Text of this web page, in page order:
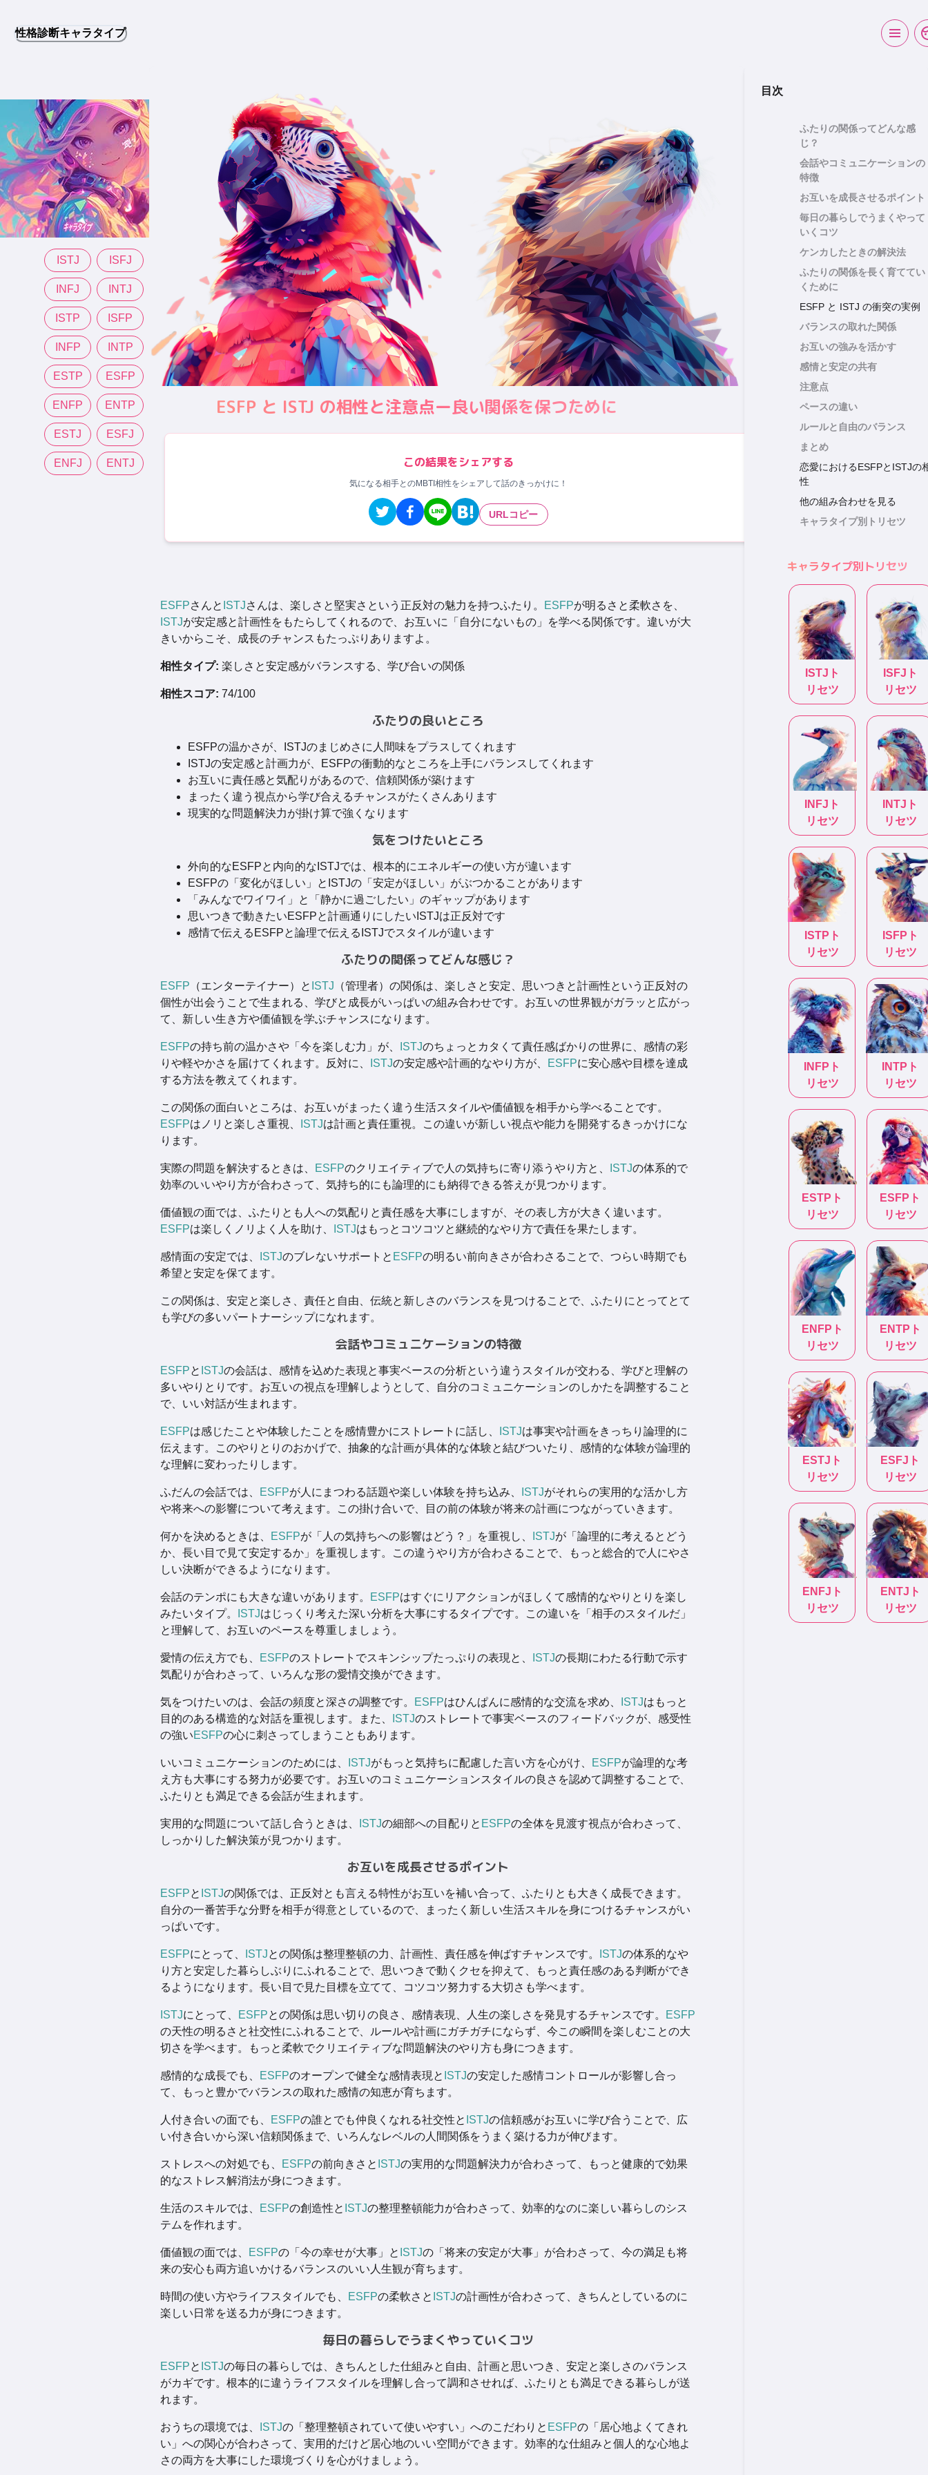
性格診断キャラタイプ
ISTJ ISFJ
INFJ INTJ
ISTP ISFP
INFP INTP
ESTP ESFP
ENFP ENTP
ESTJ ESFJ
ENFJ ENTJ
ESFP と ISTJ の相性と注意点ー良い関係を保つために
この結果をシェアする
気になる相手とのMBTI相性をシェアして話のきっかけに！
URLコピー
ESFPさんと ISTJさんは、楽しさと堅実さという正反対の魅力を持つふたり。 ESFPが明るさと柔軟さを、
ISTJが安定感と計画性をもたらしてくれるので、お互いに「自分にないもの」を学べる関係です。違いが大
きいからこそ、成長のチャンスもたっぷりありますよ。
相性タイプ: 楽しさと安定感がバランスする、学び合いの関係
相性スコア: 74/100
ふたりの良いところ
ESFPの温かさが、ISTJのまじめさに人間味をプラスしてくれます
ISTJの安定感と計画力が、ESFPの衝動的なところを上手にバランスしてくれます
お互いに責任感と気配りがあるので、信頼関係が築けます
まったく違う視点から学び合えるチャンスがたくさんあります
現実的な問題解決力が掛け算で強くなります
気をつけたいところ
外向的なESFPと内向的なISTJでは、根本的にエネルギーの使い方が違います
ESFPの「変化がほしい」とISTJの「安定がほしい」がぶつかることがあります
「みんなでワイワイ」と「静かに過ごしたい」のギャップがあります
思いつきで動きたいESFPと計画通りにしたいISTJは正反対です
感情で伝えるESFPと論理で伝えるISTJでスタイルが違います
ふたりの関係ってどんな感じ？
ESFP （エンターテイナー）と ISTJ （管理者）の関係は、楽しさと安定、思いつきと計画性という正反対の
個性が出会うことで生まれる、学びと成長がいっぱいの組み合わせです。お互いの世界観がガラッと広がっ
て、新しい生き方や価値観を学ぶチャンスになります。
ESFPの持ち前の温かさや「今を楽しむ力」が、 ISTJのちょっとカタくて責任感ばかりの世界に、感情の彩
りや軽やかさを届けてくれます。反対に、
ISTJの安定感や計画的なやり方が、 ESFPに安心感や目標を達成
する方法を教えてくれます。
この関係の面白いところは、お互いがまったく違う生活スタイルや価値観を相手から学べることです。
ESFPはノリと楽しさ重視、 ISTJは計画と責任重視。この違いが新しい視点や能力を開発するきっかけにな
ります。
実際の問題を解決するときは、 ESFPのクリエイティブで人の気持ちに寄り添うやり方と、 ISTJの体系的で
効率のいいやり方が合わさって、気持ち的にも論理的にも納得できる答えが見つかります。
価値観の面では、ふたりとも人への気配りと責任感を大事にしますが、その表し方が大きく違います。
ESFPは楽しくノリよく人を助け、 ISTJはもっとコツコツと継続的なやり方で責任を果たします。
感情面の安定では、 ISTJのブレないサポートと ESFPの明るい前向きさが合わさることで、つらい時期でも
希望と安定を保てます。
この関係は、安定と楽しさ、責任と自由、伝統と新しさのバランスを見つけることで、ふたりにとってとて
も学びの多いパートナーシップになれます。
会話やコミュニケーションの特徴
ESFPと ISTJの会話は、感情を込めた表現と事実ベースの分析という違うスタイルが交わる、学びと理解の
多いやりとりです。お互いの視点を理解しようとして、自分のコミュニケーションのしかたを調整すること
で、いい対話が生まれます。
ESFPは感じたことや体験したことを感情豊かにストレートに話し、 ISTJは事実や計画をきっちり論理的に
伝えます。このやりとりのおかげで、抽象的な計画が具体的な体験と結びついたり、感情的な体験が論理的
な理解に変わったりします。
ふだんの会話では、 ESFPが人にまつわる話題や楽しい体験を持ち込み、 ISTJがそれらの実用的な活かし方
や将来への影響について考えます。この掛け合いで、目の前の体験が将来の計画につながっていきます。
何かを決めるときは、 ESFPが「人の気持ちへの影響はどう？」を重視し、 ISTJが「論理的に考えるとどう
か、長い目で見て安定するか」を重視します。この違うやり方が合わさることで、もっと総合的で人にやさ
しい決断ができるようになります。
会話のテンポにも大きな違いがあります。 ESFPはすぐにリアクションがほしくて感情的なやりとりを楽し
みたいタイプ。
ISTJはじっくり考えた深い分析を大事にするタイプです。この違いを「相手のスタイルだ」
と理解して、お互いのペースを尊重しましょう。
愛情の伝え方でも、 ESFPのストレートでスキンシップたっぷりの表現と、 ISTJの長期にわたる行動で示す
気配りが合わさって、いろんな形の愛情交換ができます。
気をつけたいのは、会話の頻度と深さの調整です。 ESFPはひんぱんに感情的な交流を求め、 ISTJはもっと
目的のある構造的な対話を重視します。また、
ISTJのストレートで事実ベースのフィードバックが、感受性
の強いESFPの心に刺さってしまうこともあります。
いいコミュニケーションのためには、 ISTJがもっと気持ちに配慮した言い方を心がけ、 ESFPが論理的な考
え方も大事にする努力が必要です。お互いのコミュニケーションスタイルの良さを認めて調整することで、
ふたりとも満足できる会話が生まれます。
実用的な問題について話し合うときは、 ISTJの細部への目配りと ESFPの全体を見渡す視点が合わさって、
しっかりした解決策が見つかります。
お互いを成長させるポイント
ESFPと ISTJの関係では、正反対とも言える特性がお互いを補い合って、ふたりとも大きく成長できます。
自分の一番苦手な分野を相手が得意としているので、まったく新しい生活スキルを身につけるチャンスがい
っぱいです。
ESFPにとって、 ISTJとの関係は整理整頓の力、計画性、責任感を伸ばすチャンスです。 ISTJの体系的なや
り方と安定した暮らしぶりにふれることで、思いつきで動くクセを抑えて、もっと責任感のある判断ができ
るようになります。長い目で見た目標を立てて、コツコツ努力する大切さも学べます。
ISTJにとって、 ESFPとの関係は思い切りの良さ、感情表現、人生の楽しさを発見するチャンスです。
ESFP
の天性の明るさと社交性にふれることで、ルールや計画にガチガチにならず、今この瞬間を楽しむことの大
切さを学べます。もっと柔軟でクリエイティブな問題解決のやり方も身につきます。
感情的な成長でも、 ESFPのオープンで健全な感情表現と ISTJの安定した感情コントロールが影響し合っ
て、もっと豊かでバランスの取れた感情の知恵が育ちます。
人付き合いの面でも、 ESFPの誰とでも仲良くなれる社交性と ISTJの信頼感がお互いに学び合うことで、広
い付き合いから深い信頼関係まで、いろんなレベルの人間関係をうまく築ける力が伸びます。
ストレスへの対処でも、 ESFPの前向きさと ISTJの実用的な問題解決力が合わさって、もっと健康的で効果
的なストレス解消法が身につきます。
生活のスキルでは、 ESFPの創造性と ISTJの整理整頓能力が合わさって、効率的なのに楽しい暮らしのシス
テムを作れます。
価値観の面では、 ESFPの「今の幸せが大事」と ISTJの「将来の安定が大事」が合わさって、今の満足も将
来の安心も両方追いかけるバランスのいい人生観が育ちます。
時間の使い方やライフスタイルでも、 ESFPの柔軟さと ISTJの計画性が合わさって、きちんとしているのに
楽しい日常を送る力が身につきます。
毎日の暮らしでうまくやっていくコツ
ESFPと ISTJの毎日の暮らしでは、きちんとした仕組みと自由、計画と思いつき、安定と楽しさのバランス
がカギです。根本的に違うライフスタイルを理解し合って調和させれば、ふたりとも満足できる暮らしが送
れます。
おうちの環境では、 ISTJの「整理整頓されていて使いやすい」へのこだわりと ESFPの「居心地よくてきれ
い」への関心が合わさって、実用的だけど居心地のいい空間ができます。効率的な仕組みと個人的な心地よ
さの両方を大事にした環境づくりを心がけましょう。
目次
ふたりの関係ってどんな感
じ？
会話やコミュニケーションの
特徴
お互いを成長させるポイント
毎日の暮らしでうまくやって
いくコツ
ケンカしたときの解決法
ふたりの関係を長く育ててい
くために
ESFP と ISTJ の衝突の実例
バランスの取れた関係
お互いの強みを活かす
感情と安定の共有
注意点
ペースの違い
ルールと自由のバランス
まとめ
恋愛におけるESFPとISTJの
性
他の組み合わせを見る
キャラタイプ別トリセツ
キャラタイプ別トリセツ
ISTJ ト
リセツ
ISFJ ト
リセツ
INFJ ト
リセツ
INTJ ト
リセツ
ISTP ト
リセツ
ISFP ト
リセツ
INFP ト
リセツ
INTP ト
リセツ
ESTP ト
リセツ
ESFP ト
リセツ
ENFP ト
リセツ
ENTP ト
リセツ
ESTJ ト
リセツ
ESFJ ト
リセツ
ENFJ ト
リセツ
ENTJ ト
リセツ